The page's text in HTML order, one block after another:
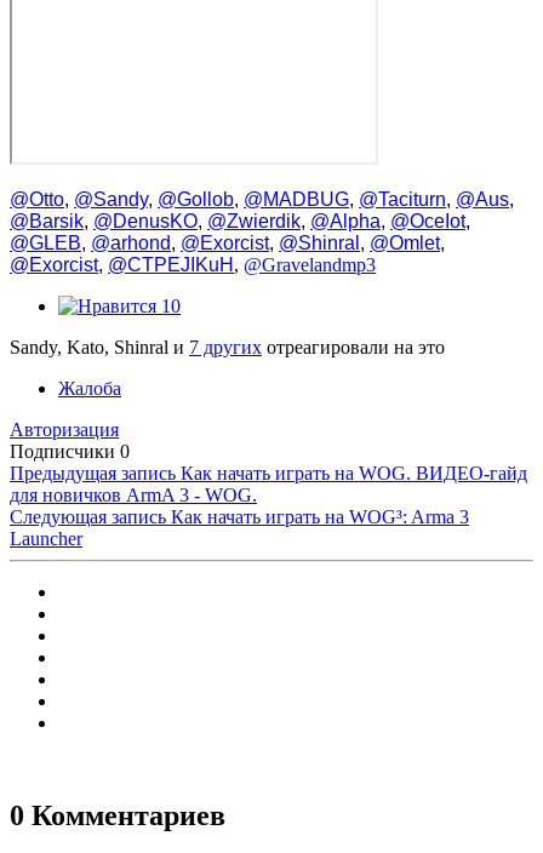
@Otto, @Sandy, @Gollob, @MADBUG, @Taciturn, @Aus,
@Barsik, @DenusKO, @Zwierdik, @Alpha, @OceIot,
@GLEB, @arhond, @Exorcist, @Shinral , @Omlet,
@Exorcist, @CTPEJIKuH , @Gravelandmp3
10
Sandy, Kato, Shinral и 7 других отреагировали на это
Жалоба
Авторизация
Подписчики 0
Предыдущая запись Как начать играть на WOG. ВИДЕО-гайд
для новичков ArmA 3 - WOG.
Следующая запись Как начать играть на WOG³: Arma 3
Launcher
0 Комментариев